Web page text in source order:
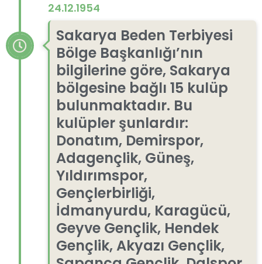
24.12.1954
Sakarya Beden Terbiyesi
Bölge Başkanlığı’nın
bilgilerine göre, Sakarya
bölgesine bağlı 15 kulüp
bulunmaktadır. Bu
kulüpler şunlardır:
Donatım, Demirspor,
Adagençlik, Güneş,
Yıldırımspor,
Gençlerbirliği,
İdmanyurdu, Karagücü,
Geyve Gençlik, Hendek
Gençlik, Akyazı Gençlik,